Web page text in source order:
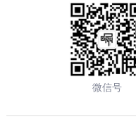
微信号